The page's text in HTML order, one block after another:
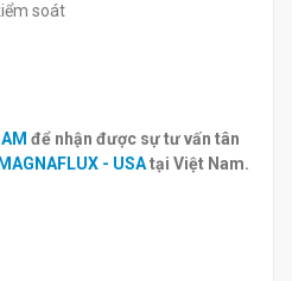
soát
để nhận được sự tư vấn tân
MAGNAFLUX - USAtại Việt Nam.